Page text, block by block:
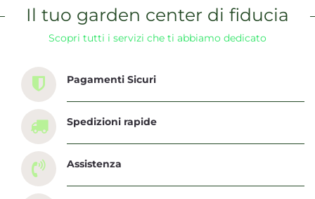
Il tuo garden center di fiducia
Scopri tutti i servizi che ti abbiamo dedicato
Pagamenti Sicuri
Spedizioni rapide
Assistenza